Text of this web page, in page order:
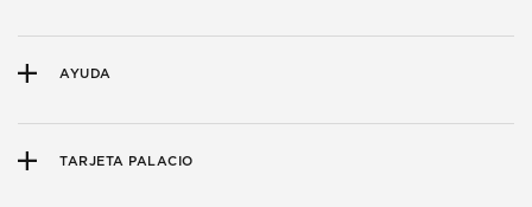
AYUDA
TARJETA PALACIO